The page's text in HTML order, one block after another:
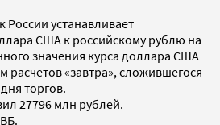
России устанавливает
США к российскому рублю на
значения курса доллара США
расчетов «завтра», сложившегося
торгов.
27796 млн рублей.